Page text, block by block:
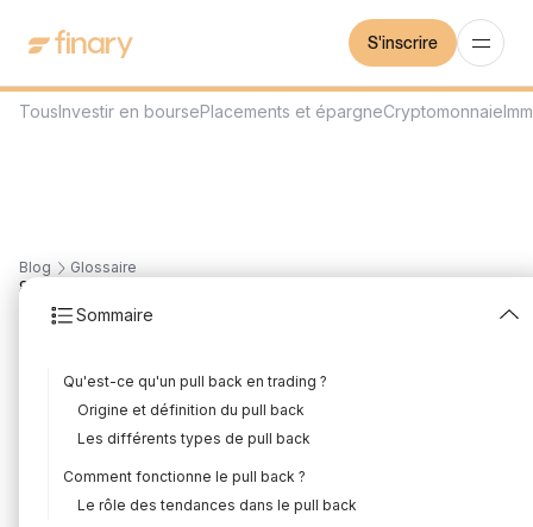
S'inscrire
Blog Glossaire
Sommaire
Qu'est-ce qu'un pull back en trading ?
Origine et définition du pull back
Les différents types de pull back
Comment fonctionne le pull back ?
Le rôle des tendances dans le pull back
8
Rédigé parMounir Laggoune Édité par
Le pull back est une notion essentielle dans le trading. Il s'agit
TousInvestir en boursePlacements et épargneCryptomonnaie